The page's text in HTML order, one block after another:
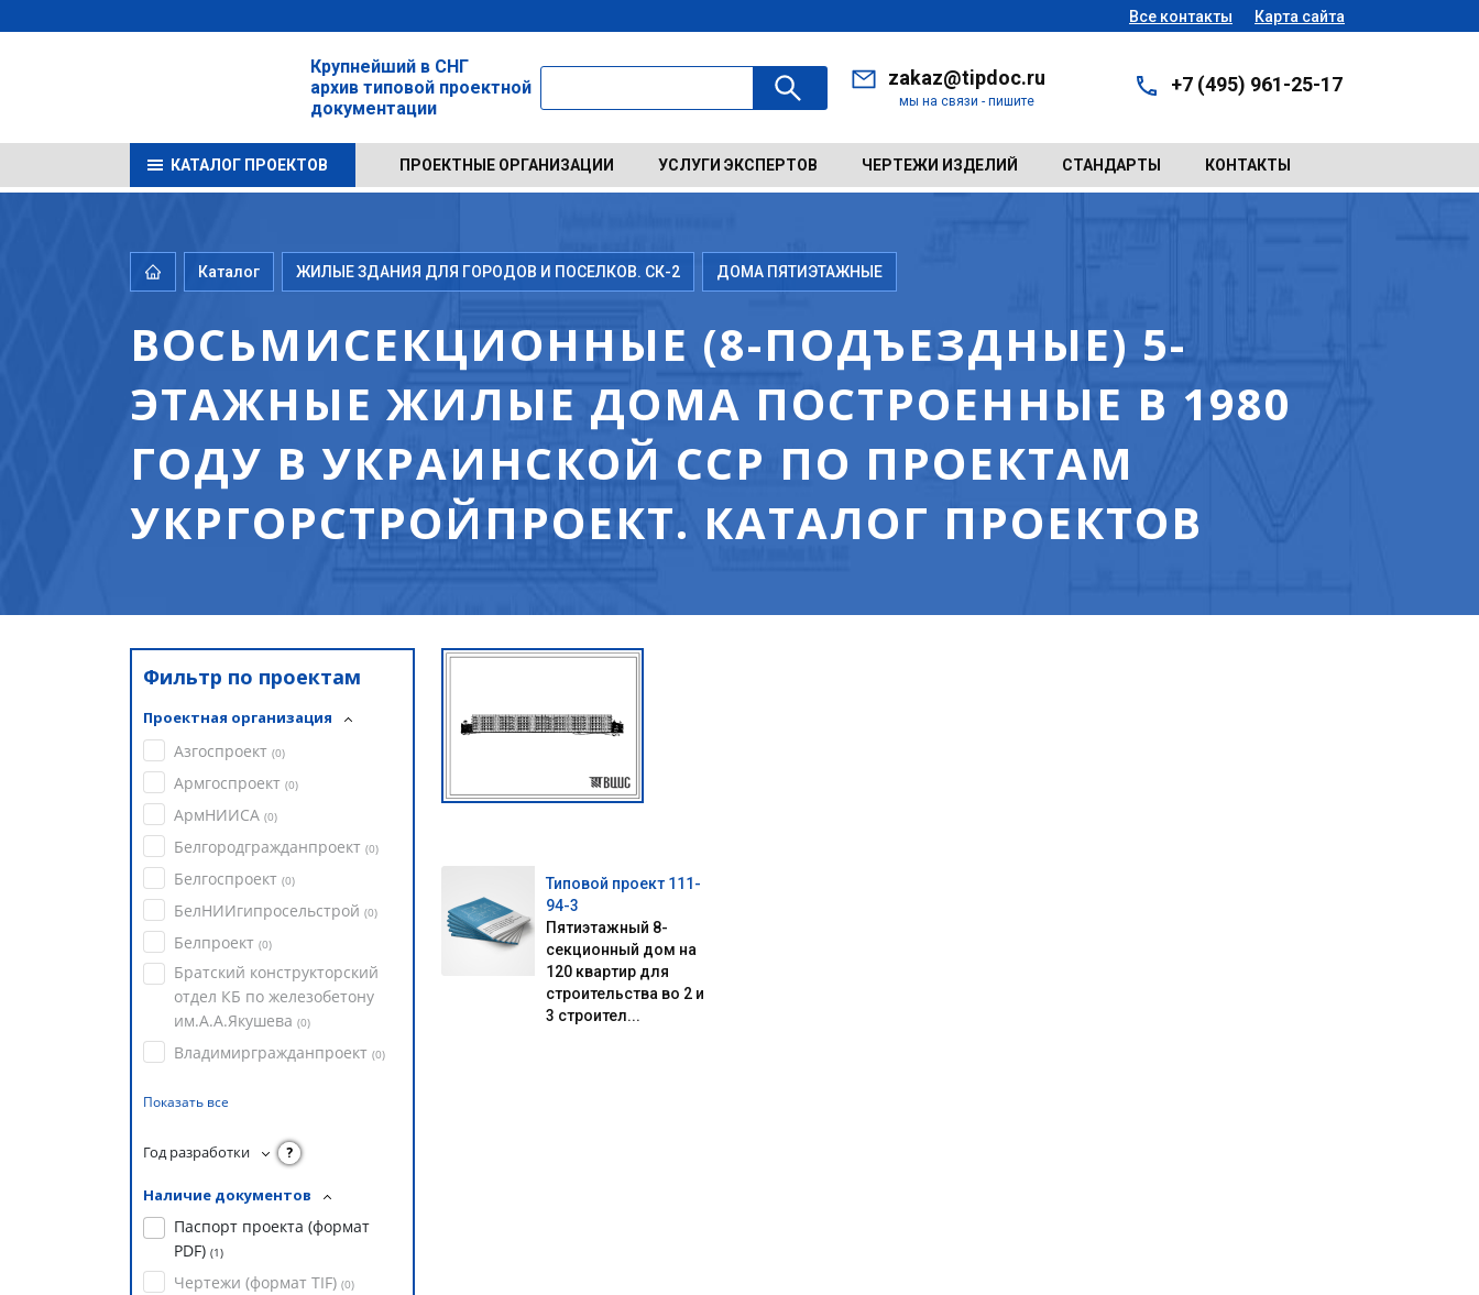
Все контакты Карта сайта
Крупнейший в СНГ
архив типовой проектной
документации
zakaz@tipdoc.ru
мы на связи - пишите
+7 (495) 961-25-17
КАТАЛОГ ПРОЕКТОВ ПРОЕКТНЫЕ ОРГАНИЗАЦИИ УСЛУГИ ЭКСПЕРТОВ ЧЕРТЕЖИ ИЗДЕЛИЙ СТАНДАРТЫ КОНТАКТЫ
Каталог ЖИЛЫЕ ЗДАНИЯ ДЛЯ ГОРОДОВ И ПОСЕЛКОВ. СК-2 ДОМА ПЯТИЭТАЖНЫЕ
ВОСЬМИСЕКЦИОННЫЕ (8-ПОДЪЕЗДНЫЕ) 5-
ЭТАЖНЫЕ ЖИЛЫЕ ДОМА ПОСТРОЕННЫЕ В 1980
ГОДУ В УКРАИНСКОЙ ССР ПО ПРОЕКТАМ
УКРГОРСТРОЙПРОЕКТ. КАТАЛОГ ПРОЕКТОВ
Фильтр по проектам
Проектная организация
Азгоспроект (0)
Армгоспроект (0)
АрмНИИСА (0)
Белгородгражданпроект (0)
Белгоспроект (0)
БелНИИгипросельстрой (0)
Белпроект (0)
Братский конструкторский
отдел КБ по железобетону
им.А.А.Якушева (0)
Владимиргражданпроект (0)
Показать все
Год разработки ?
Наличие документов
Паспорт проекта (формат
PDF) (1)
Чертежи (формат TIF) (0)
Типовой проект 111-
94-3
Пятиэтажный 8-
секционный дом на
120 квартир для
строительства во 2 и
3 строител...